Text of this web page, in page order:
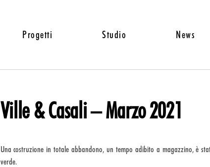
Progetti Studio News
Ville & Casali – Marzo 2021
Una costruzione in totale abbandono, un tempo adibito a magazzino, è
verde.